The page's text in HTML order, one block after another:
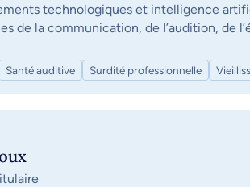
technologiques et intelligence
de la communication, de l’audition, de
Santé auditive Surdité professionnelle